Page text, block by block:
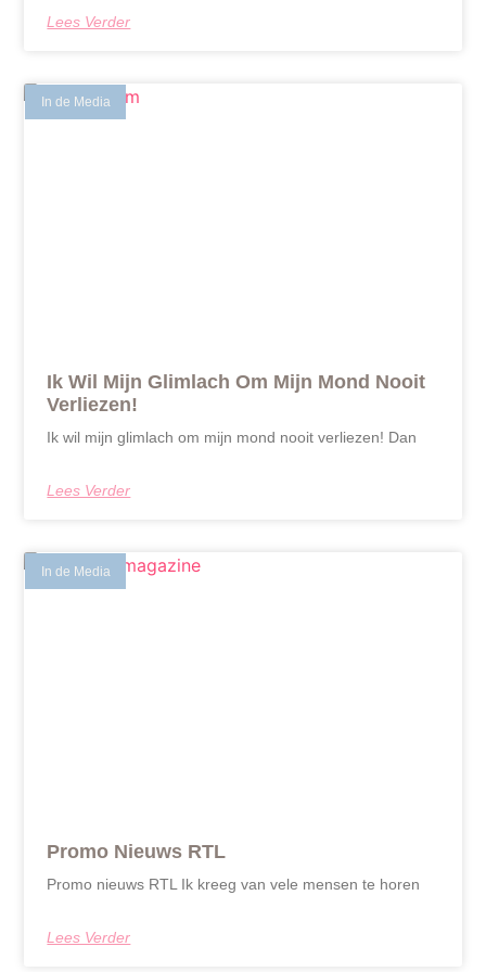
Lees Verder
In de Media
Ik Wil Mijn Glimlach Om Mijn Mond Nooit
Verliezen!
Ik wil mijn glimlach om mijn mond nooit verliezen! Dan
Lees Verder
In de Media
Promo Nieuws RTL
Promo nieuws RTL Ik kreeg van vele mensen te horen
Lees Verder